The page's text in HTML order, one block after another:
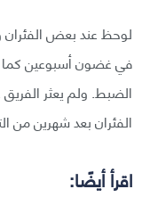
لوحظ عند بعض الفئران
في غضون أسبوعين
الضبط. ولم يعثر
الفئران بعد شهرين من
اقرأ أيضًا: